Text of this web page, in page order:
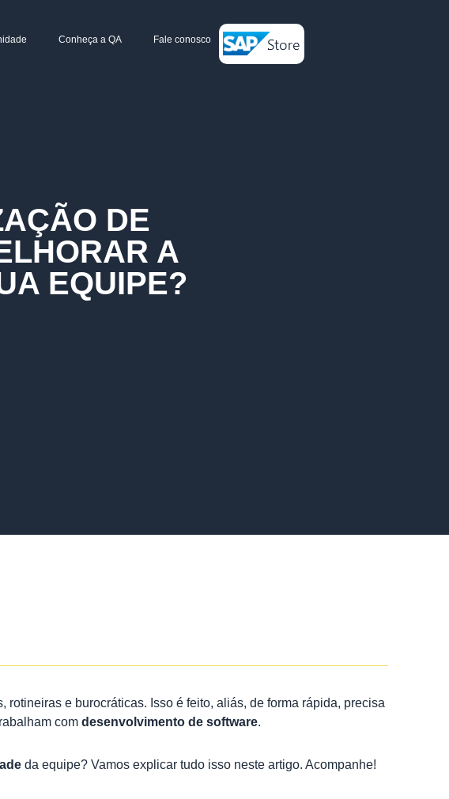
Conheça a QA Fale conosco
DE
A
EQUIPE?
e burocráticas. Isso é feito, aliás, de forma rápida, precisa
com desenvolvimento de software.
da equipe? Vamos explicar tudo isso neste artigo. Acompanhe!